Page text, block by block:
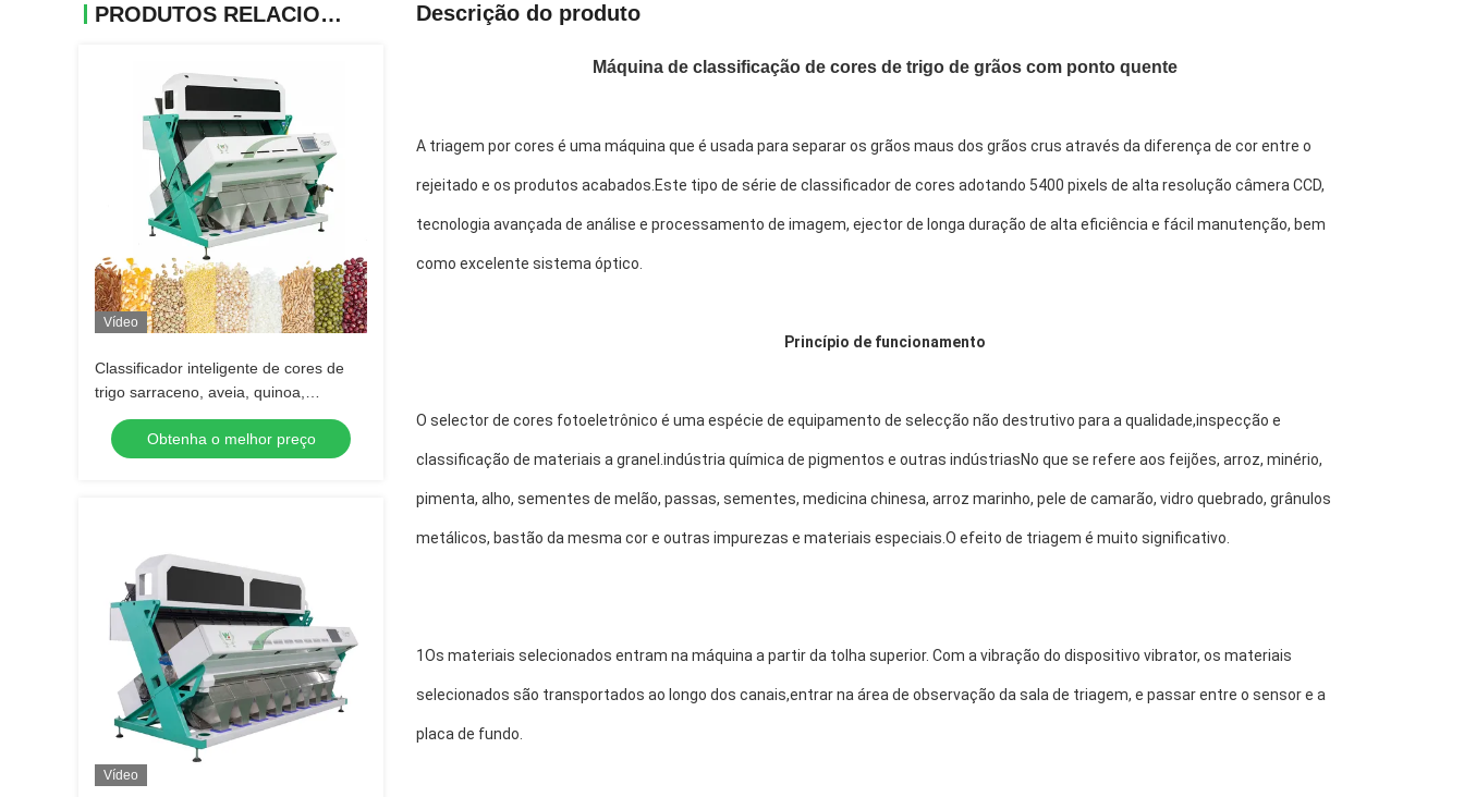
PRODUTOS RELACIONADOS
Vídeo
Classificador inteligente de cores de
trigo sarraceno, aveia, quinoa,
máquina separadora, 3 rampas, 6
câmerasObtenha o melhor preço
Vídeo
Descrição do produto
Máquina de classificação de cores de trigo de grãos com ponto quente
A triagem por cores é uma máquina que é usada para separar os grãos maus dos grãos crus através da diferença de cor entre o
rejeitado e os produtos acabados.Este tipo de série de classificador de cores adotando 5400 pixels de alta resolução câmera CCD,
tecnologia avançada de análise e processamento de imagem, ejector de longa duração de alta eficiência e fácil manutenção, bem
como excelente sistema óptico.
Princípio de funcionamento
O selector de cores fotoeletrônico é uma espécie de equipamento de selecção não destrutivo para a qualidade,inspecção e
classificação de materiais a granel.indústria química de pigmentos e outras indústriasNo que se refere aos feijões, arroz, minério,
pimenta, alho, sementes de melão, passas, sementes, medicina chinesa, arroz marinho, pele de camarão, vidro quebrado, grânulos
metálicos, bastão da mesma cor e outras impurezas e materiais especiais.O efeito de triagem é muito significativo.
1Os materiais selecionados entram na máquina a partir da tolha superior. Com a vibração do dispositivo vibrator, os materiais
selecionados são transportados ao longo dos canais,entrar na área de observação da sala de triagem, e passar entre o sensor e a
placa de fundo.